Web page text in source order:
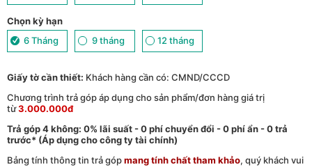
Chọn kỳ hạn
6 Tháng
9 tháng 12 tháng
Giấy tờ cần thiết: Khách hàng cần có: CMND/CCCD
Chương trình trả góp áp dụng cho sản phẩm/đơn hàng giá trị
từ3.000.000đ
Trả góp 4 không: 0% lãi suất - 0 phí chuyển đổi - 0 phí ẩn - 0 trả
trước* (Áp dụng cho công ty tài chính)
Bảng tính thông tin trả gópmang tính chất tham khảo, quý khách vui